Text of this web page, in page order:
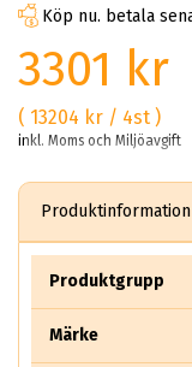
Köp nu. betala
3301 kr
( 13204 kr / 4st )
inkl. Moms och Miljöavgift
Produktinformation
Produktgrupp
Märke